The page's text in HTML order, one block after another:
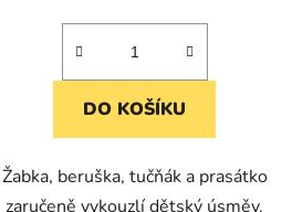
DO KOŠÍKU
Žabka, beruška, tučňák a prasátko
zaručeně vykouzlí dětský úsměv.